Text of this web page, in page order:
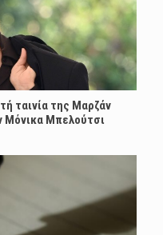
ταινία της Μαρζάν
Μόνικα Μπελούτσι